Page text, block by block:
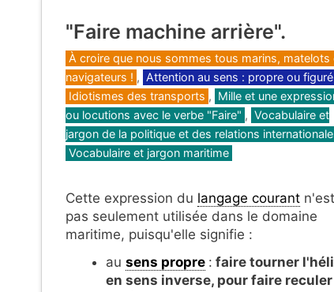
"Faire machine arrière".
Catégories
À croire que nous sommes tous marins, matelots
navigateurs ! , Attention au sens : propre ou figuré
Idiotismes des transports , Mille et une
ou locutions avec le verbe "Faire" , Vocabulaire et
jargon de la politique et des relations
Vocabulaire et jargon maritime
Cette expression du langage courant n'est
pas seulement utilisée dans le domaine
maritime, puisqu'elle signifie :
au sens propre : faire tourner
en sens inverse, pour faire